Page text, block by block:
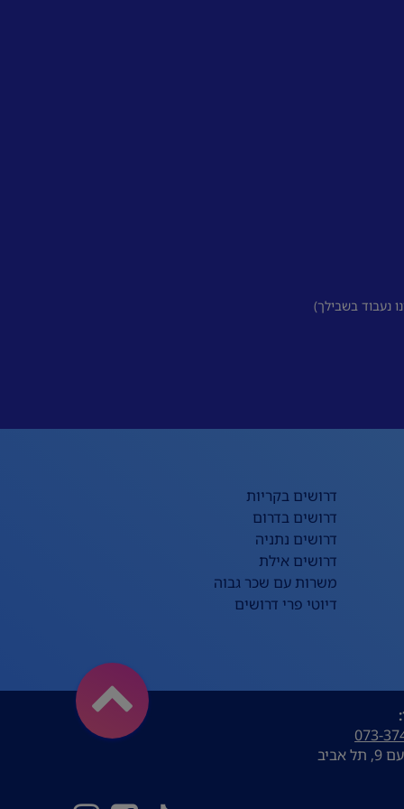
נעבוד בשבילך)
דרושים בקריות
דרושים בדרום
דרושים נתניה
דרושים אילת
משרות עם שכר גבוה
דיוטי פרי דרושים
073-